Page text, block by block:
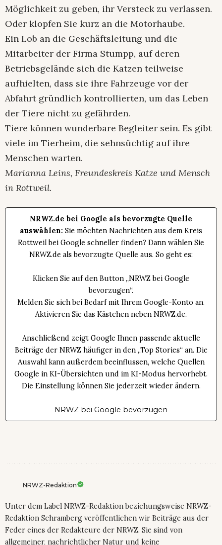
Möglichkeit zu geben, ihr Versteck zu verlassen.
Oder klopfen Sie kurz an die Motorhaube.
Ein Lob an die Geschäftsleitung und die
Mitarbeiter der Firma Stumpp, auf deren
Betriebsgelände sich die Katzen teilweise
aufhielten, dass sie ihre Fahrzeuge vor der
Abfahrt gründlich kontrollierten, um das Leben
der Tiere nicht zu gefährden.
Tiere können wunderbare Begleiter sein. Es gibt
viele im Tierheim, die sehnsüchtig auf ihre
Menschen warten.
Marianna Leins, Freundeskreis Katze und Mensch
in Rottweil.
NRWZ.de bei Google als bevorzugte Quelle
auswählen: Sie möchten Nachrichten aus dem Kreis
Rottweil bei Google schneller finden? Dann wählen Sie
NRWZ.de als bevorzugte Quelle aus. So geht es:
Klicken Sie auf den Button „NRWZ bei Google
bevorzugen“.
Melden Sie sich bei Bedarf mit Ihrem Google-Konto an.
Aktivieren Sie das Kästchen neben NRWZ.de.
Anschließend zeigt Google Ihnen passende aktuelle
Beiträge der NRWZ häufiger in den „Top Stories“ an. Die
Auswahl kann außerdem beeinflussen, welche Quellen
Google in KI-Übersichten und im KI-Modus hervorhebt.
Die Einstellung können Sie jederzeit wieder ändern.
NRWZ bei Google bevorzugen
NRWZ-Redaktion
Unter dem Label NRWZ-Redaktion beziehungsweise NRWZ-
Redaktion Schramberg veröffentlichen wir Beiträge aus der
Feder eines der Redakteure der NRWZ. Sie sind von
allgemeiner, nachrichtlicher Natur und keine